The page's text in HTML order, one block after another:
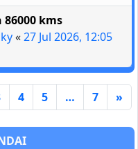
kms
«27 Jul 2026, 12:05
4 5 … 7 »